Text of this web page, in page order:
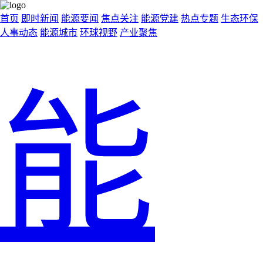
首页 即时新闻 能源要闻 焦点关注 能源党建 热点专题 生态环保
人事动态 能源城市 环球视野 产业聚焦
能